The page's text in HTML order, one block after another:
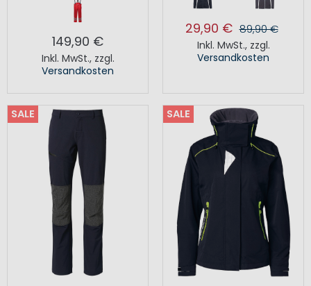
149,90 €
Inkl. MwSt., zzgl.
Versandkosten
29,90 € 89,90 €
Inkl. MwSt., zzgl.
Versandkosten
SALE SALE